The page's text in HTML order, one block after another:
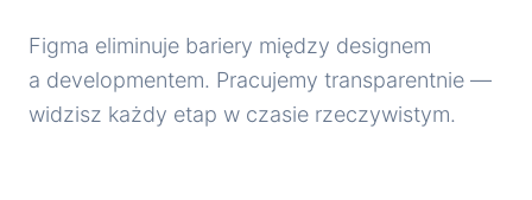
Figma eliminuje bariery między designem
a developmentem. Pracujemy transparentnie —
widzisz każdy etap w czasie rzeczywistym.